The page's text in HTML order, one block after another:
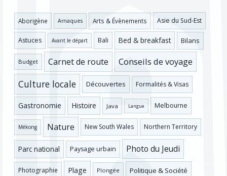
Aborigène Arnaques Arts & Évènements Asie du Sud-Est
Astuces Avant le départ Bali Bed & breakfast Bilans
Budget Carnet de route Conseils de voyage
Culture locale Découvertes Formalités & Visas
Gastronomie Histoire Java Langue Melbourne
Mékong Nature New South Wales Northern Territory
Parc national Paysage urbain Photo du Jeudi
Photographie Plage Plongée Politique & Société